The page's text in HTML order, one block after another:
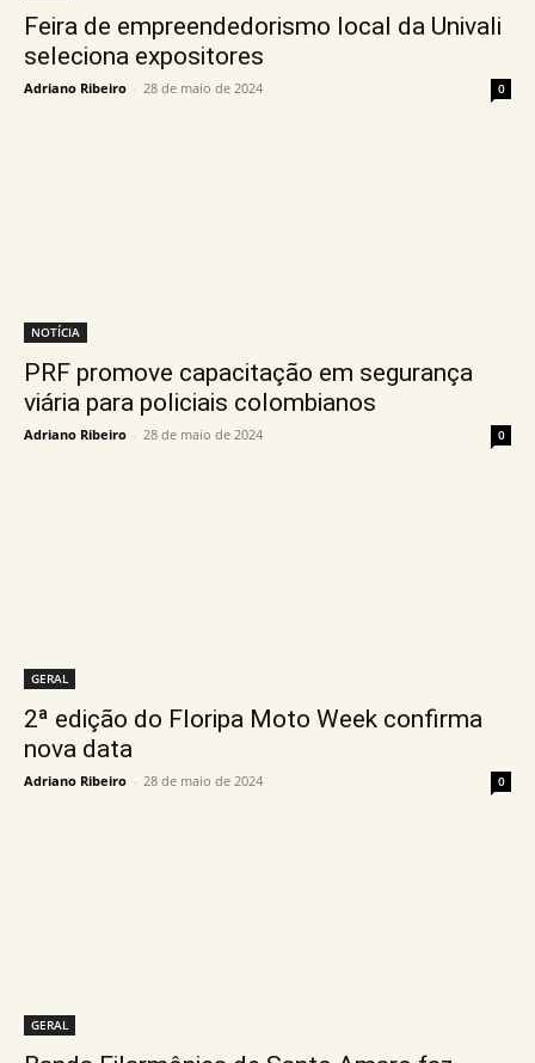
Feira de empreendedorismo local da Univali
seleciona expositores
Adriano Ribeiro - 28 de maio de 2024 0
NOTÍCIA
PRF promove capacitação em segurança
viária para policiais colombianos
Adriano Ribeiro - 28 de maio de 2024 0
GERAL
2ª edição do Floripa Moto Week confirma
nova data
Adriano Ribeiro - 28 de maio de 2024 0
GERAL